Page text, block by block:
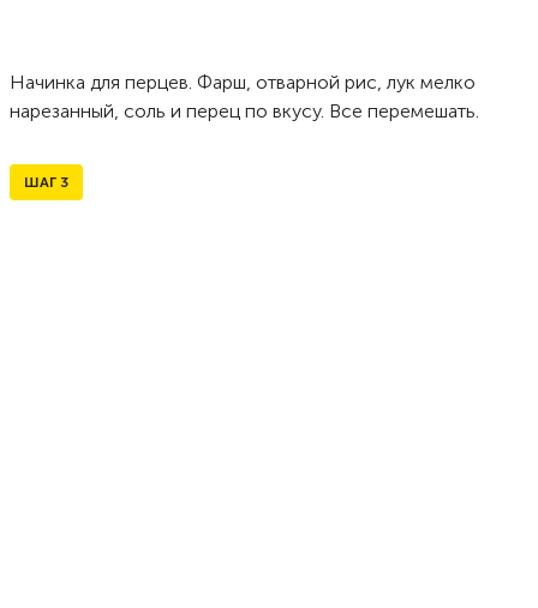
Начинка для перцев. Фарш, отварной рис, лук мелко
нарезанный, соль и перец по вкусу. Все перемешать.
ШАГ 3